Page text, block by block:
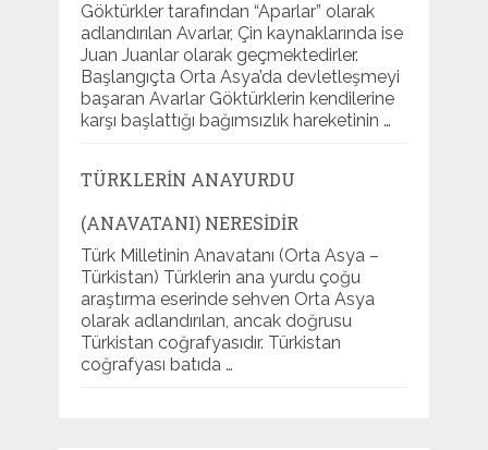
Göktürkler tarafından “Aparlar” olarak
adlandırılan Avarlar, Çin kaynaklarında ise
Juan Juanlar olarak geçmektedirler.
Başlangıçta Orta Asya’da devletleşmeyi
başaran Avarlar Göktürklerin kendilerine
karşı başlattığı bağımsızlık hareketinin …
TÜRKLERIN ANAYURDU
(ANAVATANI) NERESIDIR
Türk Milletinin Anavatanı (Orta Asya –
Türkistan) Türklerin ana yurdu çoğu
araştırma eserinde sehven Orta Asya
olarak adlandırılan, ancak doğrusu
Türkistan coğrafyasıdır. Türkistan
coğrafyası batıda …